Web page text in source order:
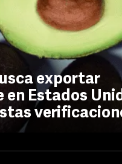
exportar
en Estados